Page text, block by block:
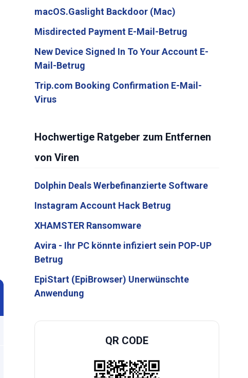
macOS.Gaslight Backdoor (Mac)
Misdirected Payment E-Mail-Betrug
New Device Signed In To Your Account E-
Mail-Betrug
Trip.com Booking Confirmation E-Mail-
Virus
Hochwertige Ratgeber zum Entfernen
von Viren
Dolphin Deals Werbefinanzierte Software
Instagram Account Hack Betrug
XHAMSTER Ransomware
Avira - Ihr PC könnte infiziert sein POP-UP
Betrug
EpiStart (EpiBrowser) Unerwünschte
Anwendung
QR CODE